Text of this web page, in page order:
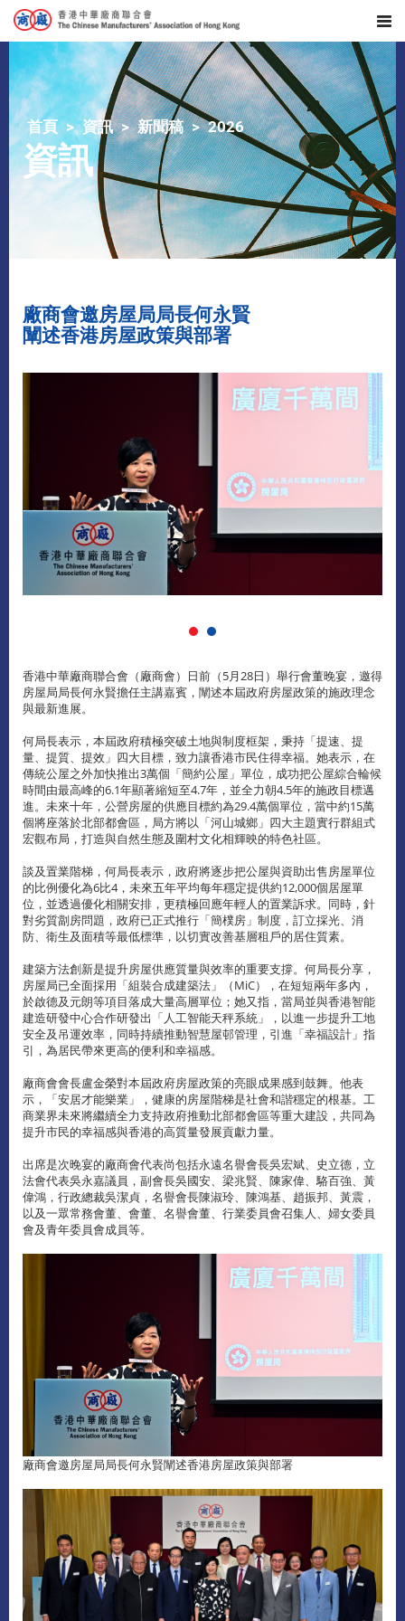
首頁 資訊 新聞稿 2026
資訊
廠商會邀房屋局局長何永賢
闡述香港房屋政策與部署
香港中華廠商聯合會（廠商會）日前（5月28日）舉行會董晚宴，邀得
房屋局局長何永賢擔任主講嘉賓，闡述本屆政府房屋政策的施政理念
與最新進展。
何局長表示，本屆政府積極突破土地與制度框架，秉持「提速、提
量、提質、提效」四大目標，致力讓香港市民住得幸福。她表示，在
傳統公屋之外加快推出3萬個「簡約公屋」單位，成功把公屋綜合輪候
時間由最高峰的6.1年顯著縮短至4.7年，並全力朝4.5年的施政目標邁
進。未來十年，公營房屋的供應目標約為29.4萬個單位，當中約15萬
個將座落於北部都會區，局方將以「河山城鄉」四大主題實行群組式
宏觀布局，打造與自然生態及圍村文化相輝映的特色社區。
談及置業階梯，何局長表示，政府將逐步把公屋與資助出售房屋單位
的比例優化為6比4，未來五年平均每年穩定提供約12,000個居屋單
位，並透過優化相關安排，更積極回應年輕人的置業訴求。同時，針
對劣質劏房問題，政府已正式推行「簡樸房」制度，訂立採光、消
防、衛生及面積等最低標準，以切實改善基層租戶的居住質素。
建築方法創新是提升房屋供應質量與效率的重要支撐。何局長分享，
房屋局已全面採用「組裝合成建築法」（MiC），在短短兩年多內，
於啟德及元朗等項目落成大量高層單位；她又指，當局並與香港智能
建造研發中心合作研發出「人工智能天秤系統」，以進一步提升工地
安全及吊運效率，同時持續推動智慧屋邨管理，引進「幸福設計」指
引，為居民帶來更高的便利和幸福感。
廠商會會長盧金榮對本屆政府房屋政策的亮眼成果感到鼓舞。他表
示，「安居才能樂業」，健康的房屋階梯是社會和諧穩定的根基。工
商業界未來將繼續全力支持政府推動北部都會區等重大建設，共同為
提升市民的幸福感與香港的高質量發展貢獻力量。
出席是次晚宴的廠商會代表尚包括永遠名譽會長吳宏斌、史立德，立
法會代表吳永嘉議員，副會長吳國安、梁兆賢、陳家偉、駱百強、黃
偉鴻，行政總裁吳潔貞，名譽會長陳淑玲、陳鴻基、趙振邦、黃震，
以及一眾常務會董、會董、名譽會董、行業委員會召集人、婦女委員
會及青年委員會成員等。
廠商會邀房屋局局長何永賢闡述香港房屋政策與部署